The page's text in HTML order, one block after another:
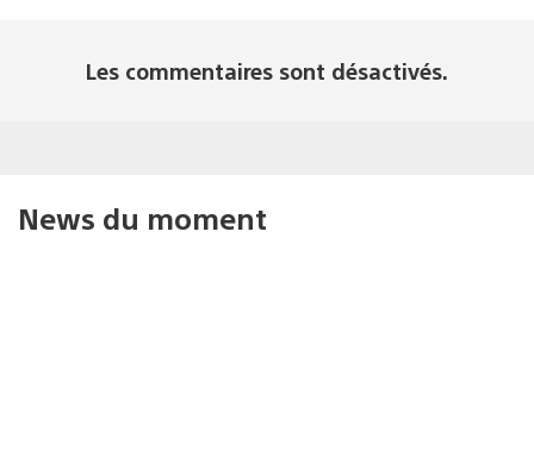
Les commentaires sont désactivés.
News du moment